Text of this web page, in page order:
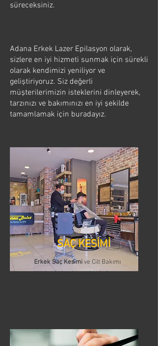
süreceksiniz.
Adana Erkek Lazer Epilasyon olarak,
sizlere en iyi hizmeti sunmak için sürekli
olarak kendimizi yeniliyor ve
geliştiriyoruz. Siz değerli
müşterilerimizin isteklerini dinleyerek,
tarzınızı ve bakımınızı en iyi şekilde
tamamlamak için buradayız.
SAÇ KESİMİ
Erkek Saç Kesimive Cilt Bakımı
Merkezi olarak, saç kesimi